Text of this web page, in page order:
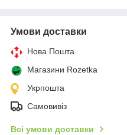
Умови доставки
Нова Пошта
Магазини Rozetka
Укрпошта
Самовивіз
Всі умови доставки